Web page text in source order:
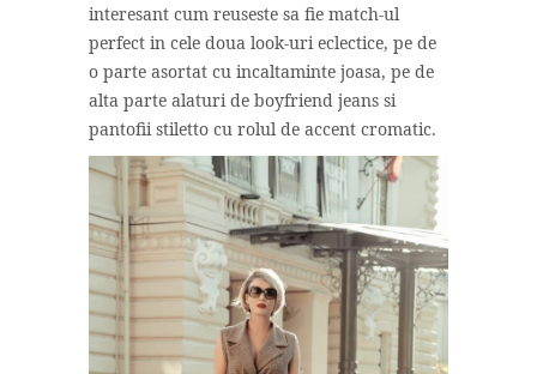
interesant cum reuseste sa fie match-ul
perfect in cele doua look-uri eclectice, pe de
o parte asortat cu incaltaminte joasa, pe de
alta parte alaturi de boyfriend jeans si
pantofii stiletto cu rolul de accent cromatic.